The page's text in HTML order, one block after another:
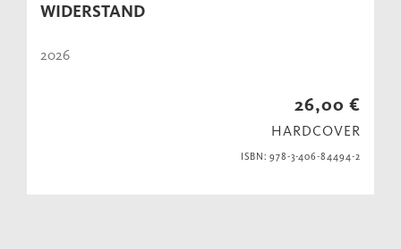
WIDERSTAND
2026
26,00 €
HARDCOVER
ISBN: 978-3-406-84494-2